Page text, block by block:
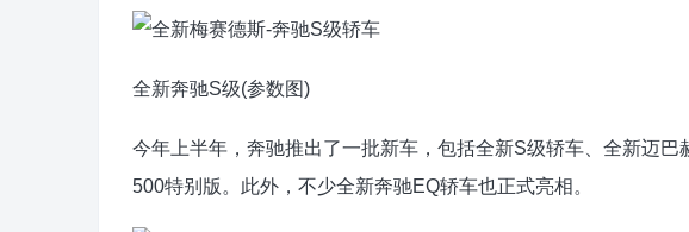
全新奔驰S级(参数图)
今年上半年，奔驰推出了一批新车，包括全新S级轿车、全新迈
500特别版。此外，不少全新奔驰EQ轿车也正式亮相。